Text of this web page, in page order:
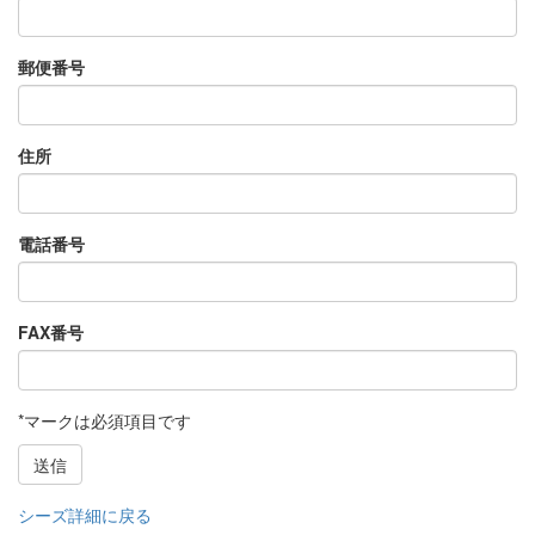
郵便番号
住所
電話番号
FAX番号
*マークは必須項目です
送信
シーズ詳細に戻る